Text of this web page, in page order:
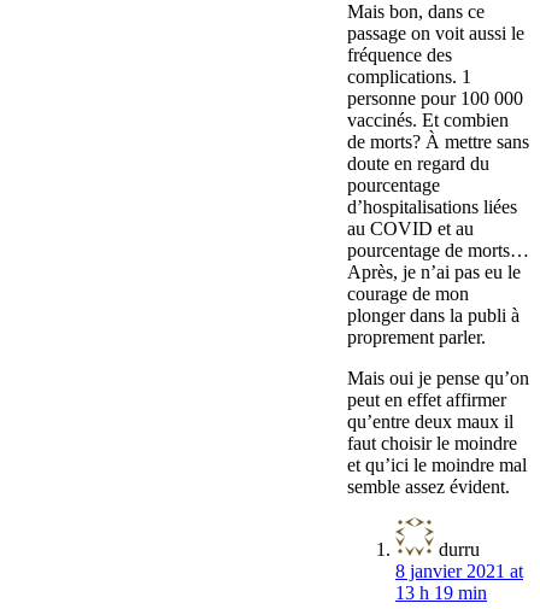
Mais bon, dans ce
passage on voit aussi le
fréquence des
complications. 1
personne pour 100 000
vaccinés. Et combien
de morts? À mettre sans
doute en regard du
pourcentage
d’hospitalisations liées
au COVID et au
pourcentage de morts…
Après, je n’ai pas eu le
courage de mon
plonger dans la publi à
proprement parler.
Mais oui je pense qu’on
peut en effet affirmer
qu’entre deux maux il
faut choisir le moindre
et qu’ici le moindre mal
semble assez évident.
durru
8 janvier 2021 at
13 h 19 min